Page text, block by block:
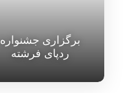
برگزاری جشنواره
ردپای فرشته